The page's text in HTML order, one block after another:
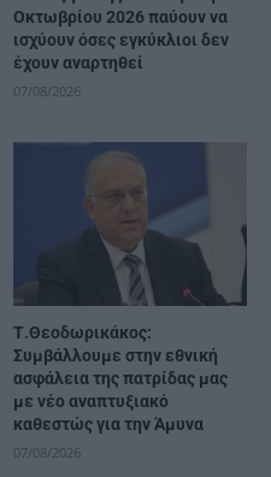
Οκτωβρίου 2026 παύουν να
ισχύουν όσες εγκύκλιοι δεν
έχουν αναρτηθεί
07/08/2026
Τ.Θεοδωρικάκος:
Συμβάλλουμε στην εθνική
ασφάλεια της πατρίδας μας
με νέο αναπτυξιακό
καθεστώς για την Άμυνα
07/08/2026